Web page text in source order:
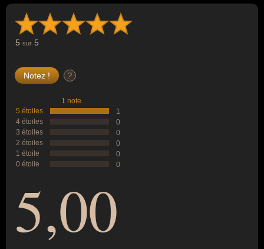
5 sur 5
?
1 note
5 étoiles
1
4 étoiles
0
3 étoiles
0
2 étoiles
0
1 étoile
0
0 étoile
0
5,00